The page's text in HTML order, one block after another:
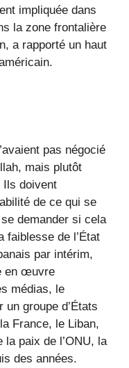
impliquée dans
la zone frontalière
a rapporté un haut
pas négocié
mais plutôt
Ils doivent
de ce qui se
demander si cela
faiblesse de l’État
par intérim,
en œuvre
médias, le
groupe d’États
France, le Liban,
paix de l’ONU, la
des années.